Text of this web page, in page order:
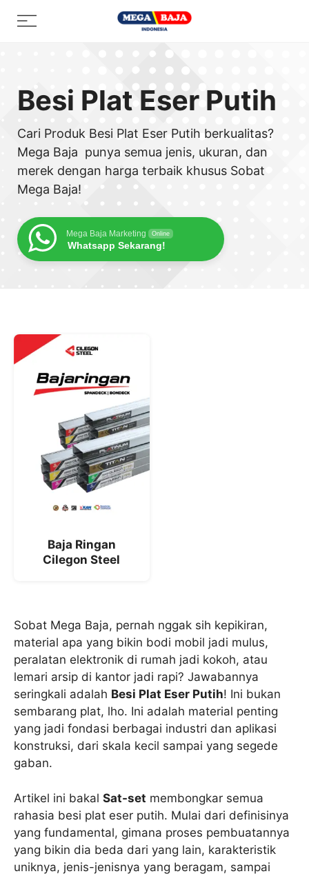
Menu
Besi Plat Eser Putih
Cari Produk Besi Plat Eser Putih berkualitas?
Mega Baja punya semua jenis, ukuran, dan
merek dengan harga terbaik khusus Sobat
Mega Baja!
Mega Baja Marketing Online
Whatsapp Sekarang!
Baja Ringan
Cilegon Steel
Sobat Mega Baja, pernah nggak sih kepikiran,
material apa yang bikin bodi mobil jadi mulus,
peralatan elektronik di rumah jadi kokoh, atau
lemari arsip di kantor jadi rapi? Jawabannya
seringkali adalah Besi Plat Eser Putih! Ini bukan
sembarang plat, lho. Ini adalah material penting
yang jadi fondasi berbagai industri dan aplikasi
konstruksi, dari skala kecil sampai yang segede
gaban.
Artikel ini bakal Sat-set membongkar semua
rahasia besi plat eser putih. Mulai dari definisinya
yang fundamental, gimana proses pembuatannya
yang bikin dia beda dari yang lain, karakteristik
uniknya, jenis-jenisnya yang beragam, sampai